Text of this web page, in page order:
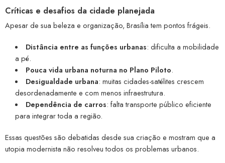
Críticas e desafios da cidade planejada
Apesar de sua beleza e organização, Brasília tem pontos frágeis.
Distância entre as funções urbanas: dificulta a mobilidade
a pé.
Pouca vida urbana noturna no Plano Piloto.
Desigualdade urbana: muitas cidades-satélites crescem
desordenadamente e com menos infraestrutura.
Dependência de carros: falta transporte público eficiente
para integrar toda a região.
Essas questões são debatidas desde sua criação e mostram que a
utopia modernista não resolveu todos os problemas urbanos.